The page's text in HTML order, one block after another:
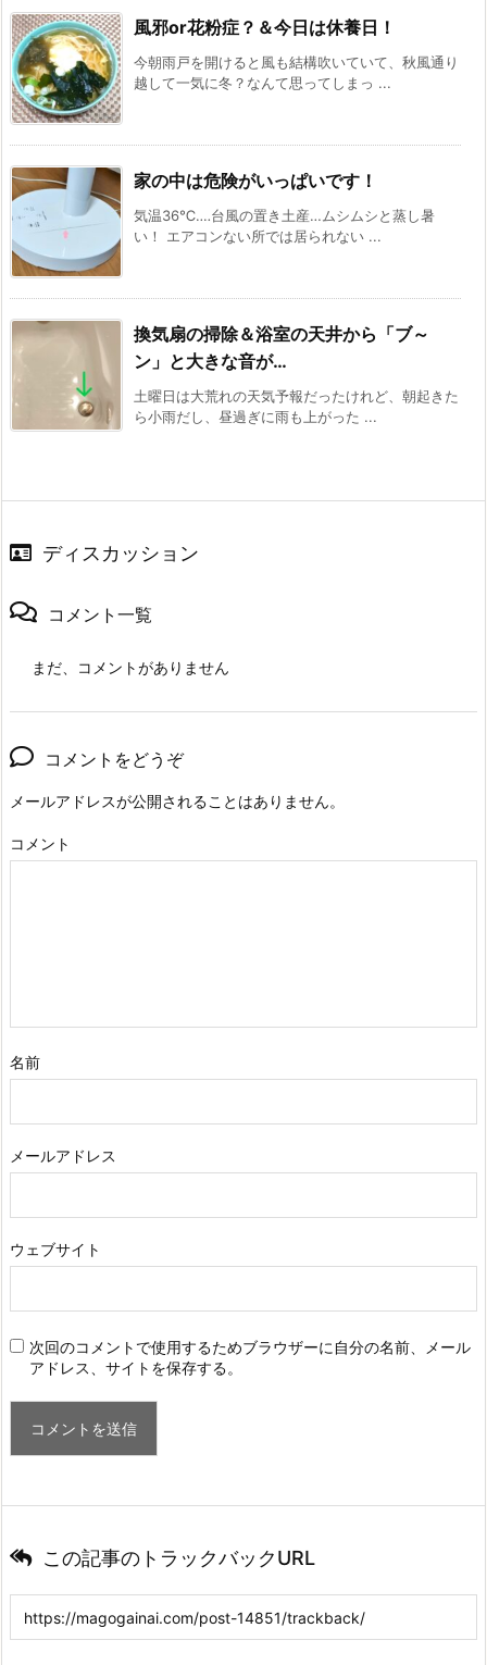
風邪or花粉症？＆今日は休養日！
今朝雨戸を開けると風も結構吹いていて、秋風通り
越して一気に冬？なんて思ってしまっ ...
家の中は危険がいっぱいです！
気温36℃‥‥台風の置き土産…ムシムシと蒸し暑
い！ エアコンない所では居られない ...
換気扇の掃除＆浴室の天井から「ブ～
ン」と大きな音が…
土曜日は大荒れの天気予報だったけれど、朝起きた
ら小雨だし、昼過ぎに雨も上がった ...
ディスカッション
コメント一覧
まだ、コメントがありません
コメントをどうぞ
メールアドレスが公開されることはありません。
コメント
名前
メールアドレス
ウェブサイト
次回のコメントで使用するためブラウザーに自分の名前、メール
アドレス、サイトを保存する。
この記事のトラックバックURL